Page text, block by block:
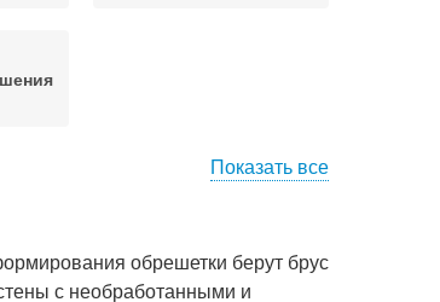
Показать все
обрешетки берут брус
с необработанными и